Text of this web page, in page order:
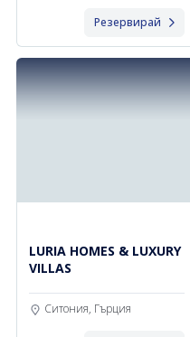
Резервирай
LURIA HOMES & LUXURY
VILLAS
Ситония, Гърция